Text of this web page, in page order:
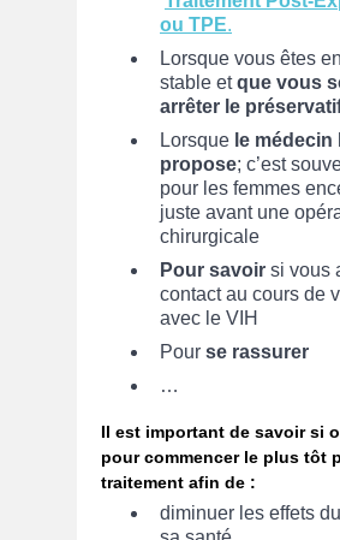
ou TPE.
Lorsque vous êtes
stable etque vous
arrêter le
Lorsque le médecin
propose; c’est
pour les femmes
juste avant une
chirurgicale
Pour savoir si vous
contact au cours de
avec le VIH
Pour se rassurer
…
Il est important de savoir si
pour commencer le plus tôt
traitement afin de :
diminuer les effets